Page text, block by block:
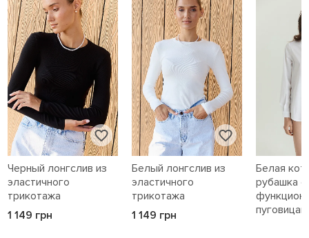
Черный лонгслив из
эластичного
трикотажа
1 149 грн
Белый лонгслив из
эластичного
трикотажа
1 149 грн
Белая
рубашка с